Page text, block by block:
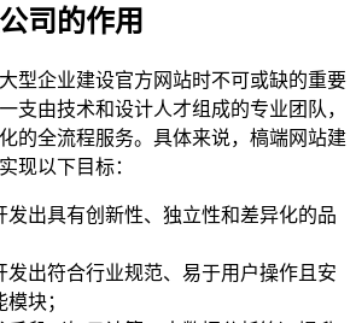
司的作用
型企业建设官方网站时不可或缺的重要
支由技术和设计人才组成的专业团队，
的全流程服务。具体来说，槁端网站建
现以下目标：
发出具有创新性、独立性和差异化的品
发出符合行业规范、易于用户操作且安
块；